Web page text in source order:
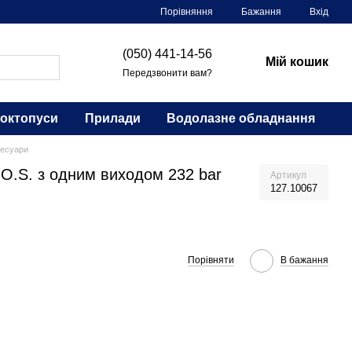
Порівняння Бажання Вхід
(050) 441-14-56
Передзвонити вам?
Мій кошик
Прилади Водолазне обладнання
з одним виходом 232 bar Артикул
127.10067
Порівняти В бажання